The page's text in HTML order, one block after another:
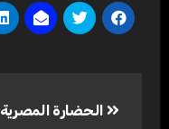
الحضارة المصرية